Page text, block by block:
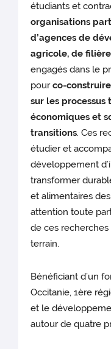
étudiants et
organisations
d’agences de
agricole, de
engagés dans le
pourco-
sur les processus
économiques et
transitions. Ces
étudier et
développement
transformer
et alimentaires
attention toute
de ces
terrain.
Bénéficiant d’un
Occitanie, 1ère
et le
autour de quatre